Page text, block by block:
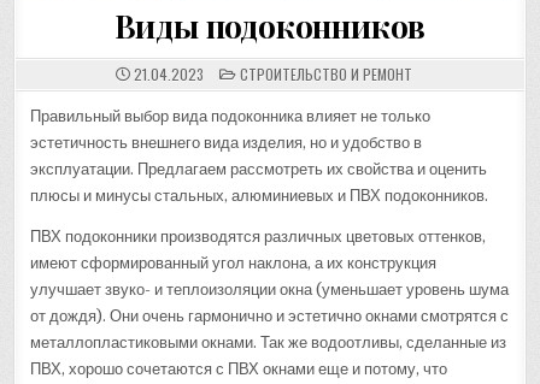
Виды подоконников
21.04.2023 POSTED
IN
СТРОИТЕЛЬСТВО И РЕМОНТ
Правильный выбор вида подоконника влияет не только
эстетичность внешнего вида изделия, но и удобство в
эксплуатации. Предлагаем рассмотреть их свойства и оценить
плюсы и минусы стальных, алюминиевых и ПВХ подоконников.
ПВХ подоконники производятся различных цветовых оттенков,
имеют сформированный угол наклона, а их конструкция
улучшает звуко- и теплоизоляции окна (уменьшает уровень шума
от дождя). Они очень гармонично и эстетично окнами смотрятся с
металлопластиковыми окнами. Так же водоотливы, сделанные из
ПВХ, хорошо сочетаются с ПВХ окнами еще и потому, что